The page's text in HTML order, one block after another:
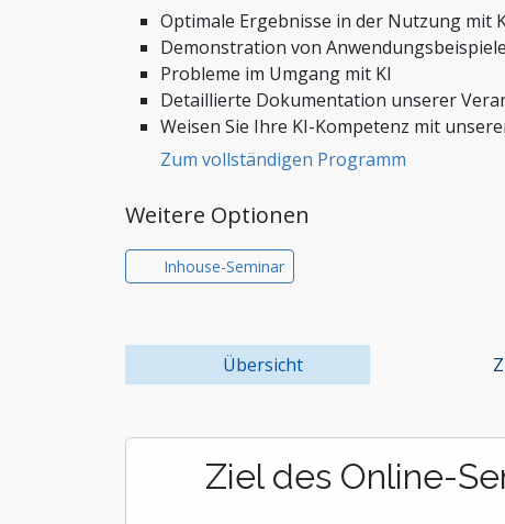
Stiftungen und Non-Profit
Zoll und Außenhandel
Optimale Ergebnisse in der Nutzung mit
Demonstration von
Probleme im Umgang mit KI
Detaillierte Dokumentation unserer
Weisen Sie Ihre KI-Kompetenz mit
Zum vollständigen Programm
Weitere Optionen
Inhouse-Seminar
Übersicht
Ziel des Online-